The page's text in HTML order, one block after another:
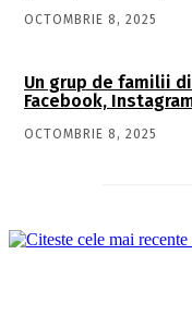
OCTOMBRIE 8, 2025
Un grup de familii
Facebook,
OCTOMBRIE 8, 2025